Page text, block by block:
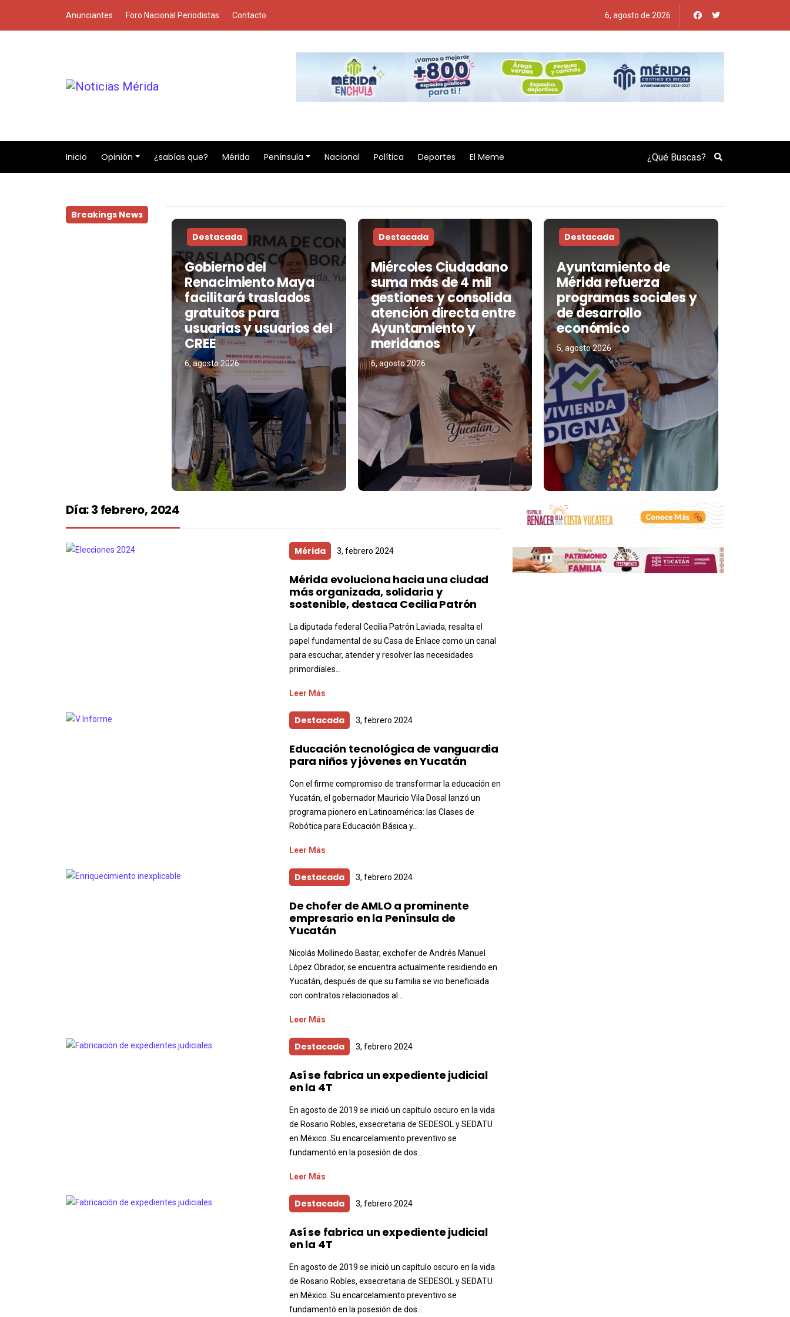
Anunciantes Foro Nacional Periodistas Contacto 6, agosto de 2026
Inicio Opinión ¿sabías que? Mérida Península Nacional Política Deportes El Meme Search
Breakings News
Destacada
Gobierno del
Renacimiento Maya
facilitará traslados
gratuitos para
usuarias y usuarios del
CREE
6, agosto 2026
Destacada
Miércoles Ciudadano
suma más de 4 mil
gestiones y consolida
atención directa entre
Ayuntamiento y
meridanos
6, agosto 2026
Destacada
Ayuntamiento de
Mérida refuerza
programas sociales y
de desarrollo
económico
5, agosto 2026
Día:3 febrero, 2024
Mérida 3, febrero 2024
Mérida evoluciona hacia una ciudad
más organizada, solidaria y
sostenible, destaca Cecilia Patrón
La diputada federal Cecilia Patrón Laviada, resalta el
papel fundamental de su Casa de Enlace como un canal
para escuchar, atender y resolver las necesidades
primordiales...
Leer Más
Destacada 3, febrero 2024
Educación tecnológica de vanguardia
para niños y jóvenes en Yucatán
Con el firme compromiso de transformar la educación en
Yucatán, el gobernador Mauricio Vila Dosal lanzó un
programa pionero en Latinoamérica: las Clases de
Robótica para Educación Básica y...
Leer Más
Destacada 3, febrero 2024
De chofer de AMLO a prominente
empresario en la Península de
Yucatán
Nicolás Mollinedo Bastar, exchofer de Andrés Manuel
López Obrador, se encuentra actualmente residiendo en
Yucatán, después de que su familia se vio beneficiada
con contratos relacionados al...
Leer Más
Destacada 3, febrero 2024
Así se fabrica un expediente judicial
en la 4T
En agosto de 2019 se inició un capítulo oscuro en la vida
de Rosario Robles, exsecretaria de SEDESOL y SEDATU
en México. Su encarcelamiento preventivo se
fundamentó en la posesión de dos...
Leer Más
Destacada 3, febrero 2024
Así se fabrica un expediente judicial
en la 4T
En agosto de 2019 se inició un capítulo oscuro en la vida
de Rosario Robles, exsecretaria de SEDESOL y SEDATU
en México. Su encarcelamiento preventivo se
fundamentó en la posesión de dos...